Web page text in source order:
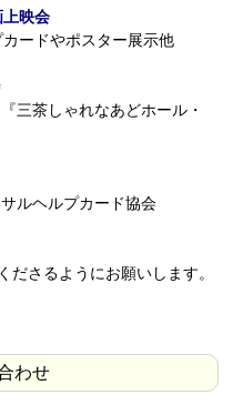
映会
ードやポスター展示他
三茶しゃれなあどホール・
ルヘルプカード協会
ださるようにお願いします。
わせ